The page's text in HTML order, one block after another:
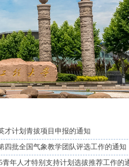
才计划青拔项目申报的通知
四批全国气象教学团队评选工作的通知
年人才特别支持计划选拔推荐工作的